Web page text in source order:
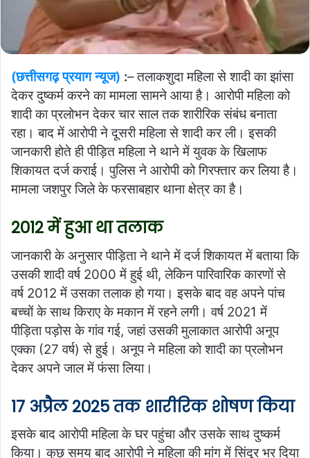
(छत्तीसगढ़ प्रयाग न्यूज) :– तलाकशुदा महिला से शादी का झांसा
देकर दुष्कर्म करने का मामला सामने आया है। आरोपी महिला को
शादी का प्रलोभन देकर चार साल तक शारीरिक संबंध बनाता
रहा। बाद में आरोपी ने दूसरी महिला से शादी कर ली। इसकी
जानकारी होते ही पीड़ित महिला ने थाने में युवक के खिलाफ
शिकायत दर्ज कराई। पुलिस ने आरोपी को गिरफ्तार कर लिया है।
मामला जशपुर जिले के फरसाबहार थाना क्षेत्र का है।
2012 में हुआ था तलाक
जानकारी के अनुसार पीड़िता ने थाने में दर्ज शिकायत में बताया कि
उसकी शादी वर्ष 2000 में हुई थी, लेकिन पारिवारिक कारणों से
वर्ष 2012 में उसका तलाक हो गया। इसके बाद वह अपने पांच
बच्चों के साथ किराए के मकान में रहने लगी। वर्ष 2021 में
पीड़िता पड़ोस के गांव गई, जहां उसकी मुलाकात आरोपी अनूप
एक्का (27 वर्ष) से ​​हुई। अनूप ने महिला को शादी का प्रलोभन
देकर अपने जाल में फंसा लिया।
17 अप्रैल 2025 तक शारीरिक शोषण किया
इसके बाद आरोपी महिला के घर पहुंचा और उसके साथ दुष्कर्म
किया। कुछ समय बाद आरोपी ने महिला की मांग में सिंदूर भर दिया